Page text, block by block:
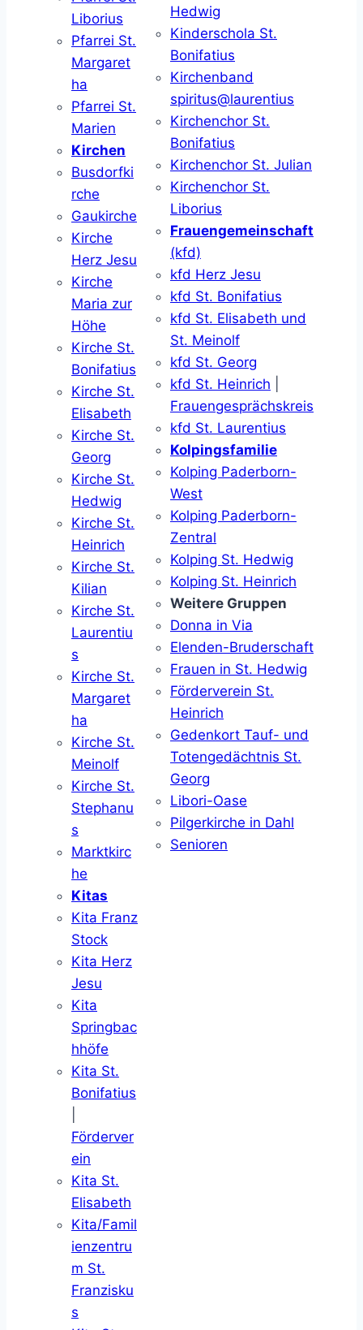
Liborius
Pfarrei St.
Margaret
ha
Pfarrei St.
Marien
Kirchen
Busdorfki
rche
Gaukirche
Kirche
Herz Jesu
Kirche
Maria zur
Höhe
Kirche St.
Bonifatius
Kirche St.
Elisabeth
Kirche St.
Georg
Kirche St.
Hedwig
Kirche St.
Heinrich
Kirche St.
Kilian
Kirche St.
Laurentiu
s
Kirche St.
Margaret
ha
Kirche St.
Meinolf
Kirche St.
Stephanu
s
Marktkirc
he
Kitas
Kita Franz
Stock
Kita Herz
Jesu
Kita
Springbac
hhöfe
Kita St.
Bonifatius
Förderver
ein
Kita St.
Elisabeth
Kita/Famil
ienzentru
m St.
Franzisku
s
Hedwig
Kinderschola St.
Bonifatius
Kirchenband
spiritus@laurentius
Kirchenchor St.
Bonifatius
Kirchenchor St. Julian
Kirchenchor St.
Liborius
Frauengemeinschaft
(kfd)
kfd Herz Jesu
kfd St. Bonifatius
kfd St. Elisabeth und
St. Meinolf
kfd St. Georg
kfd St. Heinrich
Frauengesprächskreis
kfd St. Laurentius
Kolpingsfamilie
Kolping Paderborn-
West
Kolping Paderborn-
Zentral
Kolping St. Hedwig
Kolping St. Heinrich
Weitere Gruppen
Donna in Via
Elenden-Bruderschaft
Frauen in St. Hedwig
Förderverein St.
Heinrich
Gedenkort Tauf- und
Totengedächtnis St.
Georg
Libori-Oase
Pilgerkirche in Dahl
Senioren